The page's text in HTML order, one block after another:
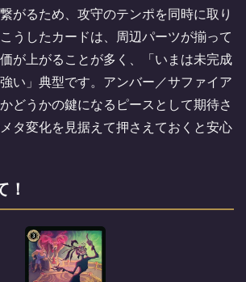
がるため、攻守のテンポを同時に取り
うしたカードは、周辺パーツが揃って
が上がることが多く、「いまは未完成
い」典型です。アンバー／サファイア
どうかの鍵になるピースとして期待さ
タ変化を見据えて押さえておくと安心
！